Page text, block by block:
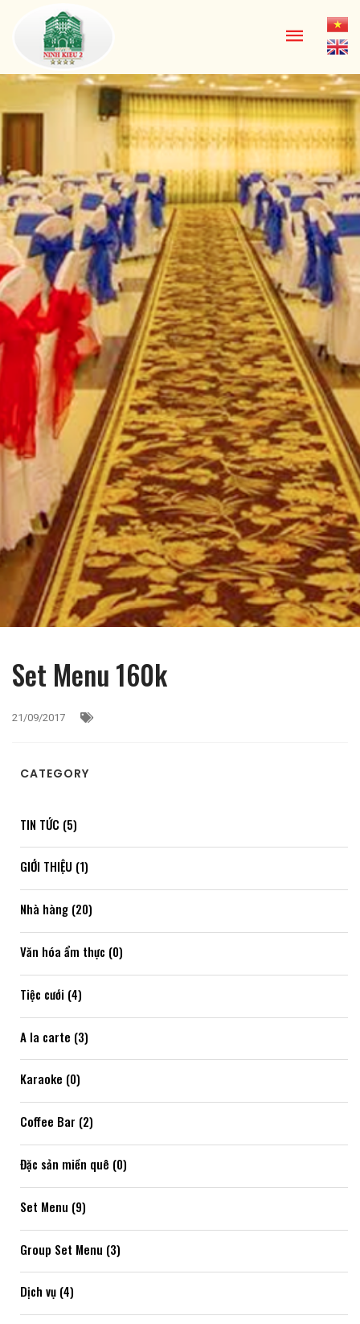
Set Menu 160k
21/09/2017
CATEGORY
TIN TỨC (5)
GIỚI THIỆU (1)
Nhà hàng (20)
Văn hóa ẩm thực (0)
Tiệc cưới (4)
A la carte (3)
Karaoke (0)
Coffee Bar (2)
Đặc sản miền quê (0)
Set Menu (9)
Group Set Menu (3)
Dịch vụ (4)